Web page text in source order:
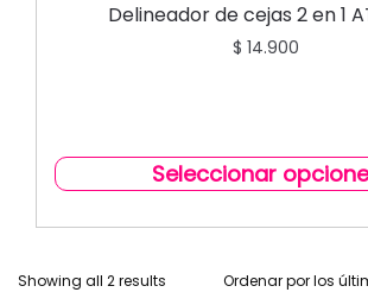
Delineador de cejas 2 en 1
$ 14.900
Seleccionar
Showing all 2 results